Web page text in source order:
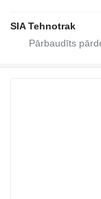
SIA Tehnotrak